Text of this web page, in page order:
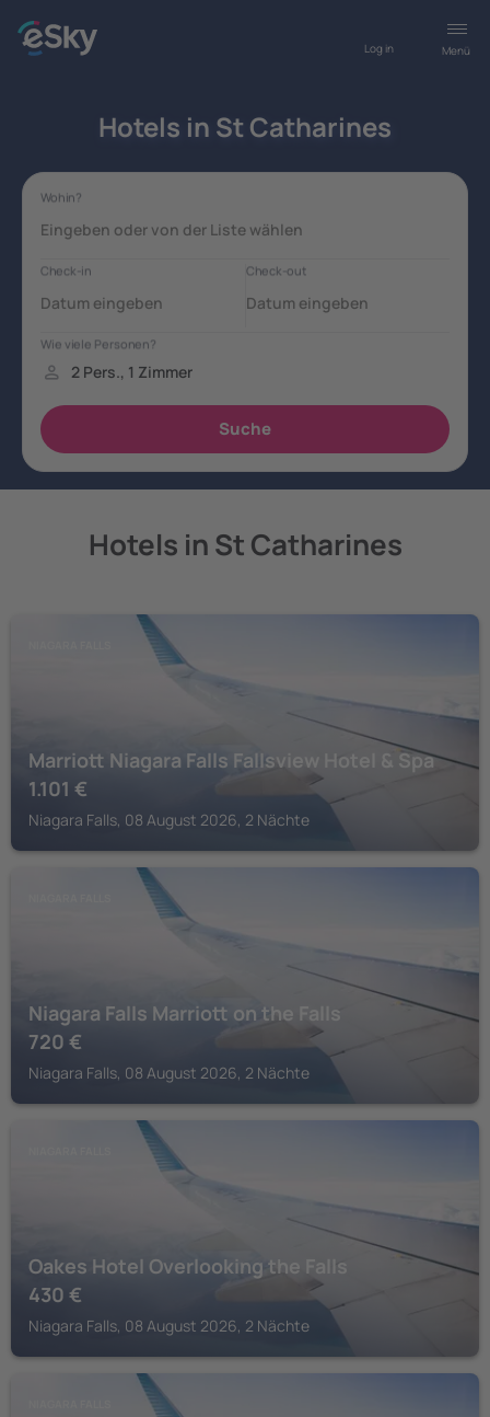
Menü
Log in
Hotels in St Catharines
Hotels in St Catharines
Marriott Niagara Falls Fallsview Hotel & Spa
1.101 €
Niagara Falls, 08 August 2026, 2 Nächte
Niagara Falls Marriott on the Falls
720 €
Niagara Falls, 08 August 2026, 2 Nächte
Oakes Hotel Overlooking the Falls
430 €
Niagara Falls, 08 August 2026, 2 Nächte